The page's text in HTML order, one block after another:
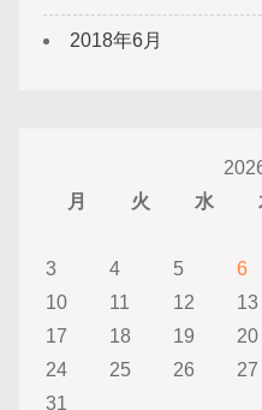
2018年6月
月
火 水
3
4 5 6
10
11 12 13
17
18 19 20
24
25 26 27
31